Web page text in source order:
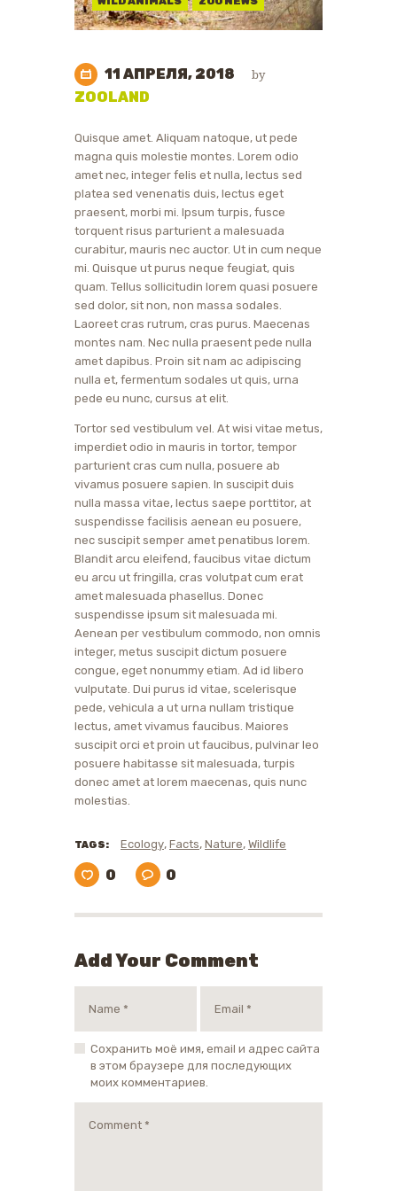
11 АПРЕЛЯ, 2018 by
ZOOLAND
Quisque amet. Aliquam natoque, ut pede
magna quis molestie montes. Lorem odio
amet nec, integer felis et nulla, lectus sed
platea sed venenatis duis, lectus eget
praesent, morbi mi. Ipsum turpis, fusce
torquent risus parturient a malesuada
curabitur, mauris nec auctor. Ut in cum neque
mi. Quisque ut purus neque feugiat, quis
quam. Tellus sollicitudin lorem quasi posuere
sed dolor, sit non, non massa sodales.
Laoreet cras rutrum, cras purus. Maecenas
montes nam. Nec nulla praesent pede nulla
amet dapibus. Proin sit nam ac adipiscing
nulla et, fermentum sodales ut quis, urna
pede eu nunc, cursus at elit.
Tortor sed vestibulum vel. At wisi vitae metus,
imperdiet odio in mauris in tortor, tempor
parturient cras cum nulla, posuere ab
vivamus posuere sapien. In suscipit duis
nulla massa vitae, lectus saepe porttitor, at
suspendisse facilisis aenean eu posuere,
nec suscipit semper amet penatibus lorem.
Blandit arcu eleifend, faucibus vitae dictum
eu arcu ut fringilla, cras volutpat cum erat
amet malesuada phasellus. Donec
suspendisse ipsum sit malesuada mi.
Aenean per vestibulum commodo, non omnis
integer, metus suscipit dictum posuere
congue, eget nonummy etiam. Ad id libero
vulputate. Dui purus id vitae, scelerisque
pede, vehicula a ut urna nullam tristique
lectus, amet vivamus faucibus. Maiores
suscipit orci et proin ut faucibus, pulvinar leo
posuere habitasse sit malesuada, turpis
donec amet at lorem maecenas, quis nunc
molestias.
TAGS: Ecology, Facts, Nature, Wildlife
0 0
Add Your Comment
Сохранить моё имя, email и адрес сайта
в этом браузере для последующих
моих комментариев.